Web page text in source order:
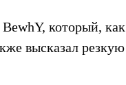
который,
высказал